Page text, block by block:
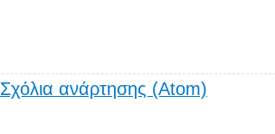
Σχόλια ανάρτησης (Atom)